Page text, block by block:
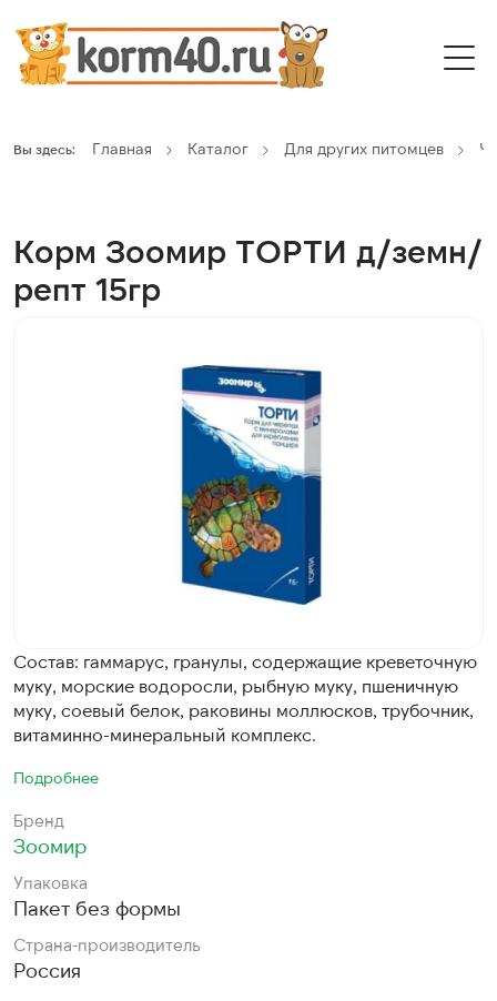
Вы здесь: Главная Каталог Для других питомцев
Корм Зоомир ТОРТИ д/земн/
репт 15гр
Состав: гаммарус, гранулы, содержащие креветочную
муку, морские водоросли, рыбную муку, пшеничную
муку, соевый белок, раковины моллюсков, трубочник,
витаминно-минеральный комплекс.
Подробнее
Бренд
Зоомир
Упаковка
Пакет без формы
Страна-производитель
Россия